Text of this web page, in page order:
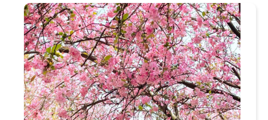
núi nhấp nhô trong lòng thung lũng kỳ ảo. Những tâm
hồn thổn thức muốn đặt chân đến Thành Đô nổi tiếng
bởi loài "quốc bảo" gấu trúc dễ thương, những món ăn
cay tê đặc trưng ẩm thực Tứ Xuyên cùng vẻ đẹp an yên,
cổ kính. Đó là lý do chúng tôi đã bỏ qua những ngày cao
điểm du lịch biển hè để tham gia famtrip Thành Đô –
Cửu Trại Câu từ ngày 18 đến 23 tháng 6 do liên minh lữ
hành Fly China tổ chức. Vậy chuyến đi này diễn ra thể
nào, có gì đặc biệt? Hãy cùng tìm hiểu qua những